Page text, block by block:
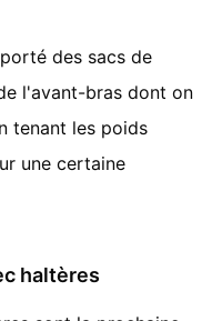
des sacs de
l'avant-bras dont on
tenant les poids
une certaine
haltères